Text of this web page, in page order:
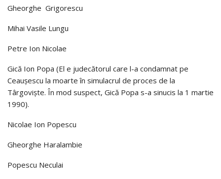
Gheorghe Grigorescu
Mihai Vasile Lungu
Petre Ion Nicolae
Gică Ion Popa (El e judecătorul care l-a condamnat pe
Ceauşescu la moarte în simulacrul de proces de la
Târgovişte. În mod suspect, Gică Popa s-a sinucis la 1 martie
1990).
Nicolae Ion Popescu
Gheorghe Haralambie
Popescu Neculai